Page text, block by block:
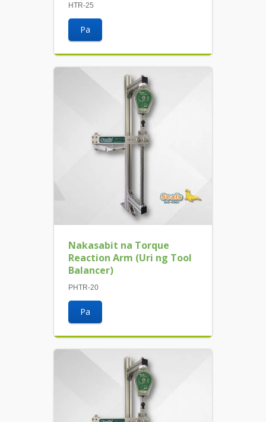
HTR-25
Pa
Nakasabit na Torque
Reaction Arm (Uri ng Tool
Balancer)
PHTR-20
Pa